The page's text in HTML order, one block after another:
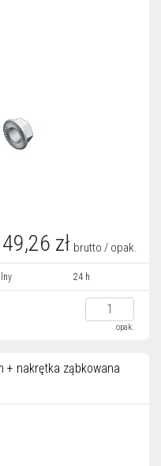
49,26 zł brutto / opak.
24 h
opak.
+ nakrętka ząbkowana